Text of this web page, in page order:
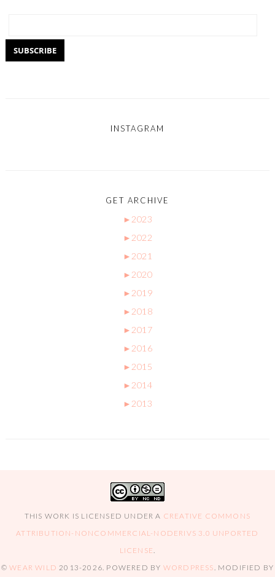
INSTAGRAM
GET ARCHIVE
► 2023
► 2022
► 2021
► 2020
► 2019
► 2018
► 2017
► 2016
► 2015
► 2014
► 2013
THIS WORK IS LICENSED UNDER A CREATIVE COMMONS
ATTRIBUTION-NONCOMMERCIAL-NODERIVS 3.0 UNPORTED
LICENSE.
©WEAR WILD 2013-2026. POWERED BY WORDPRESS. MODIFIED BY